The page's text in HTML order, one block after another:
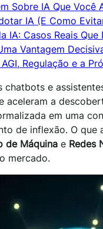
Sobre IA Que Você
IA (E Como
IA: Casos Reais
Vantagem
Regulação e a
e
aceleram a
em uma
de inflexão. O
de Máquina e Redes
mercado.